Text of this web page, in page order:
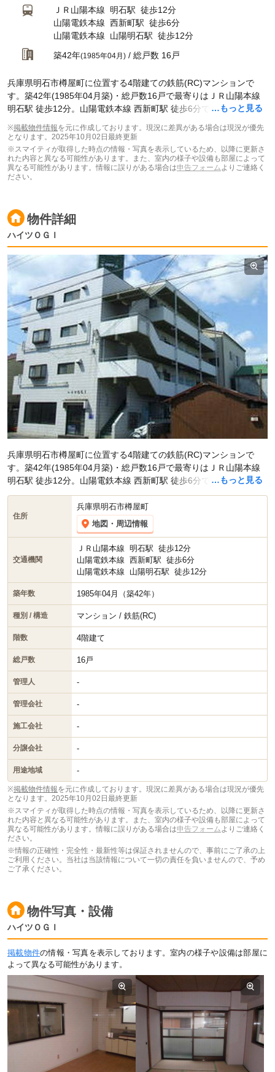
ＪＲ山陽本線 明石駅 徒歩12分
山陽電鉄本線 西新町駅 徒歩6分
山陽電鉄本線
山陽明石駅 徒歩12分
築42年(1985年04月) / 総戸数 16戸
…もっと見る
兵庫県明石市樽屋町に位置する4階建ての鉄筋(RC)マンションで
す。築42年(1985年04月築)・総戸数16戸で最寄りはＪＲ山陽本線
明石駅 徒歩12分。山陽電鉄本線 西新町駅 徒歩6分です。現在スマ
※掲載物件情報を元に作成しております。現況に差異がある場合は現況が優先
となります。 2025年10月02日最終更新
※スマイティが取得した時点の情報・写真を表示しているため、以降に更新さ
れた内容と異なる可能性があります。また、室内の様子や設備も部屋によって
異なる可能性があります。情報に誤りがある場合は申告フォーム よりご連絡く
ださい。
物件詳細
ハイツＯＧＩ
…もっと見る
兵庫県明石市樽屋町に位置する4階建ての鉄筋(RC)マンションで
す。築42年(1985年04月築)・総戸数16戸で最寄りはＪＲ山陽本線
明石駅 徒歩12分。山陽電鉄本線 西新町駅 徒歩6分です。現在スマ
イティに賃貸募集中の部屋が1件(2DK)掲載されています。
住所
兵庫県明石市樽屋町
地図・周辺情報
交通機関
ＪＲ山陽本線 明石駅 徒歩12分
山陽電鉄本線 西新町駅 徒歩6分
山陽電鉄本線
山陽明石駅 徒歩12分
築年数 1985年04月（築42年）
種別 / 構造 マンション / 鉄筋(RC)
階数 4階建て
総戸数 16戸
管理人 -
管理会社 -
施工会社 -
分譲会社 -
用途地域 -
※掲載物件情報を元に作成しております。現況に差異がある場合は現況が優先
となります。 2025年10月02日最終更新
※スマイティが取得した時点の情報・写真を表示しているため、以降に更新さ
れた内容と異なる可能性があります。また、室内の様子や設備も部屋によって
異なる可能性があります。情報に誤りがある場合は申告フォーム よりご連絡く
ださい。
※情報の正確性・完全性・最新性等は保証されませんので、事前にご了承の上
ご利用ください。当社は当該情報について一切の責任を負いませんので、予め
ご了承ください。
物件写真・設備
ハイツＯＧＩ
掲載物件の情報・写真を表示しております。室内の様子や設備は部屋に
よって異なる可能性があります。